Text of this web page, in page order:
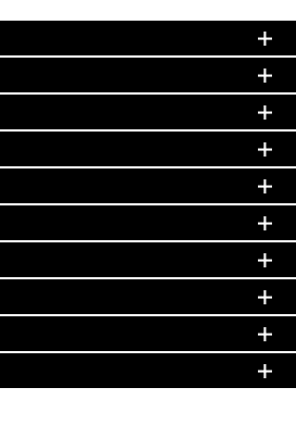
- 今月の特別価格
・シューズ除く)
折り)